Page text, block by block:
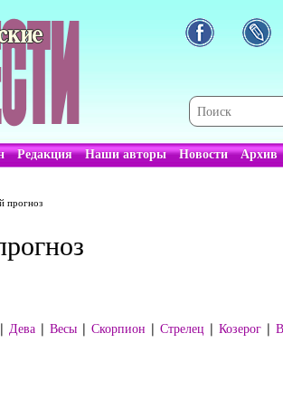
Редакция Наши авторы Новости Архив
прогноз
| Дева | Весы | Скорпион | Стрелец | Козерог |